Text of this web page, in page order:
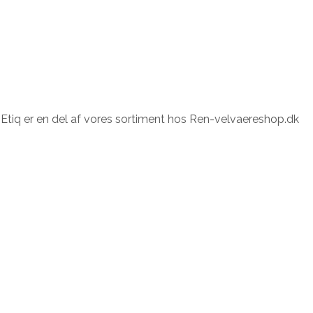
er en del af vores sortiment hos Ren-velvaereshop.dk